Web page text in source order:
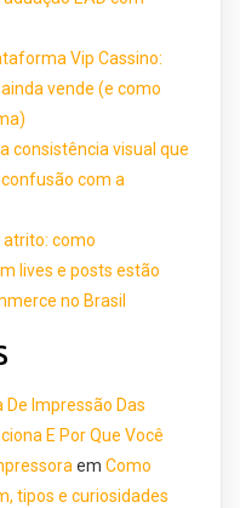
Vip Cassino:
vende (e como
consistência visual que
com a
como
lives e posts estão
no Brasil
De Impressão Das
E Por Que Você
em Como
tipos e curiosidades